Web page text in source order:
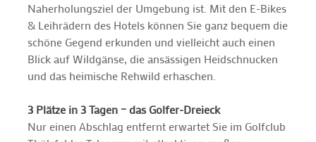
Naherholungsziel der Umgebung ist. Mit den E-Bikes
& Leihrädern des Hotels können Sie ganz bequem die
schöne Gegend erkunden und vielleicht auch einen
Blick auf Wildgänse, die ansässigen Heidschnucken
und das heimische Rehwild erhaschen.
3 Plätze in 3 Tagen – das Golfer-Dreieck
Nur einen Abschlag entfernt erwartet Sie im Golfclub